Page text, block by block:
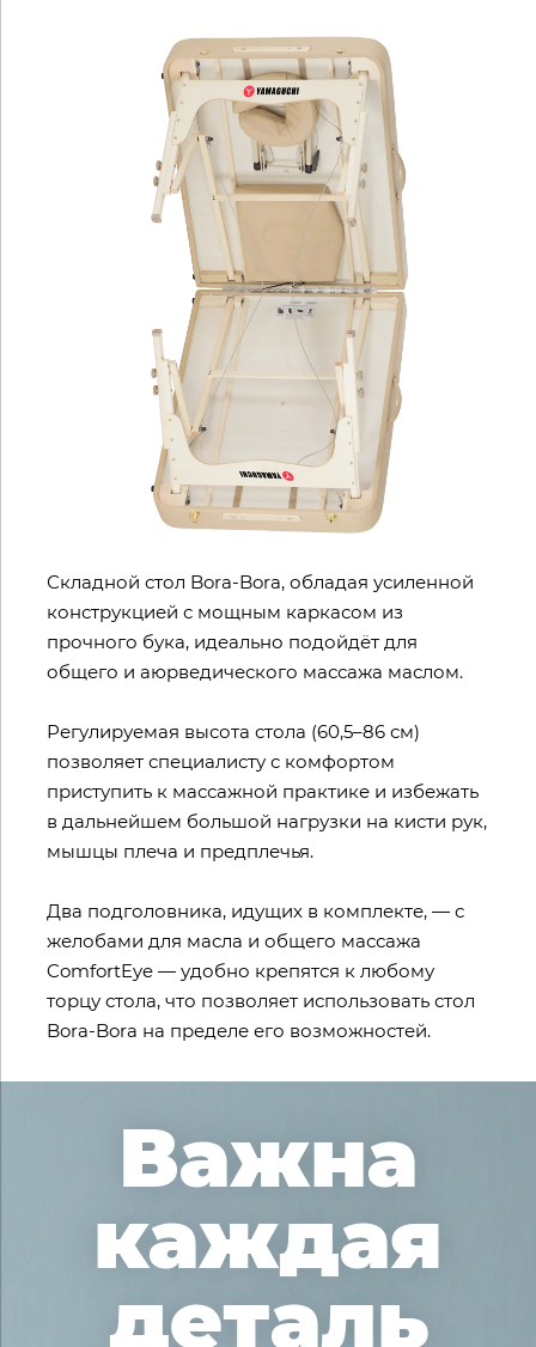
Складной стол Bora-Bora, обладая усиленной
конструкцией с мощным каркасом из
прочного бука, идеально подойдёт для
общего и аюрведического массажа маслом.
Регулируемая высота стола (60,5–86 см)
позволяет специалисту с комфортом
приступить к массажной практике и избежать
в дальнейшем большой нагрузки на кисти рук,
мышцы плеча и предплечья.
Два подголовника, идущих в комплекте, — с
желобами для масла и общего массажа
ComfortEye — удобно крепятся к любому
торцу стола, что позволяет использовать стол
Bora-Bora на пределе его возможностей.
Важна
каждая
деталь